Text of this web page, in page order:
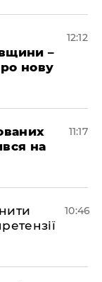
–
нову
12:12
на
11:17
10:46